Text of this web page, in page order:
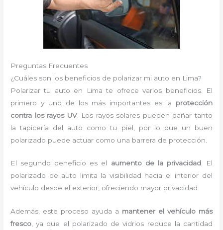
Preguntas Frecuentes
¿Cuáles son los beneficios de polarizar mi auto en Lima?
Polarizar tu auto en Lima te ofrece varios beneficios. El
primero y uno de los más importantes es la protección
contra los rayos UV. Los rayos solares pueden dañar tanto
la tapicería del auto como tu piel, por lo que un buen
polarizado puede actuar como una barrera de protección.
El segundo beneficio es el aumento de la privacidad. El
polarizado de auto limita la visibilidad hacia el interior del
vehículo desde el exterior, ofreciendo mayor privacidad.
Además, este proceso ayuda a mantener el vehículo más
fresco, ya que el polarizado de vidrios reduce la cantidad